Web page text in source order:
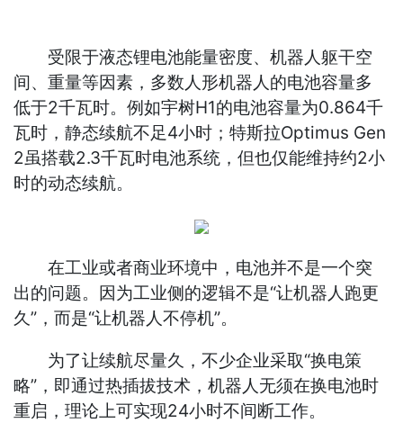
受限于液态锂电池能量密度、机器人躯干空
间、重量等因素，多数人形机器人的电池容量多
低于2千瓦时。例如宇树H1的电池容量为0.864千
瓦时，静态续航不足4小时；特斯拉Optimus Gen
2虽搭载2.3千瓦时电池系统，但也仅能维持约2小
时的动态续航。
在工业或者商业环境中，电池并不是一个突
出的问题。因为工业侧的逻辑不是“让机器人跑更
久”，而是“让机器人不停机”。
为了让续航尽量久，不少企业采取“换电策
略”，即通过热插拔技术，机器人无须在换电池时
重启，理论上可实现24小时不间断工作。